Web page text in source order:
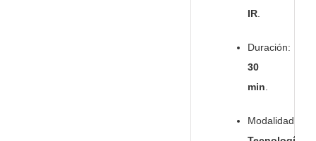
IR
Duración:
30
min
Modalidad: